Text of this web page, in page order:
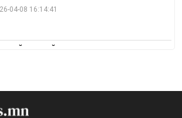
04-08 16:14:41
хуулийн зөрчил, шалгах,
үргэлжилж байна